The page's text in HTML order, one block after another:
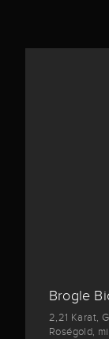
Brogle
2,21 Karat,
Roségold,